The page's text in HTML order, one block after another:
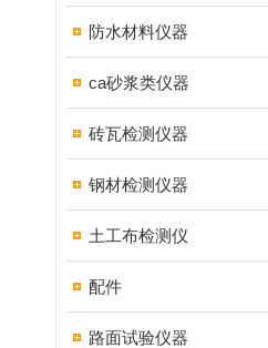
防水材料仪器
ca砂浆类仪器
砖瓦检测仪器
钢材检测仪器
土工布检测仪
配件
路面试验仪器